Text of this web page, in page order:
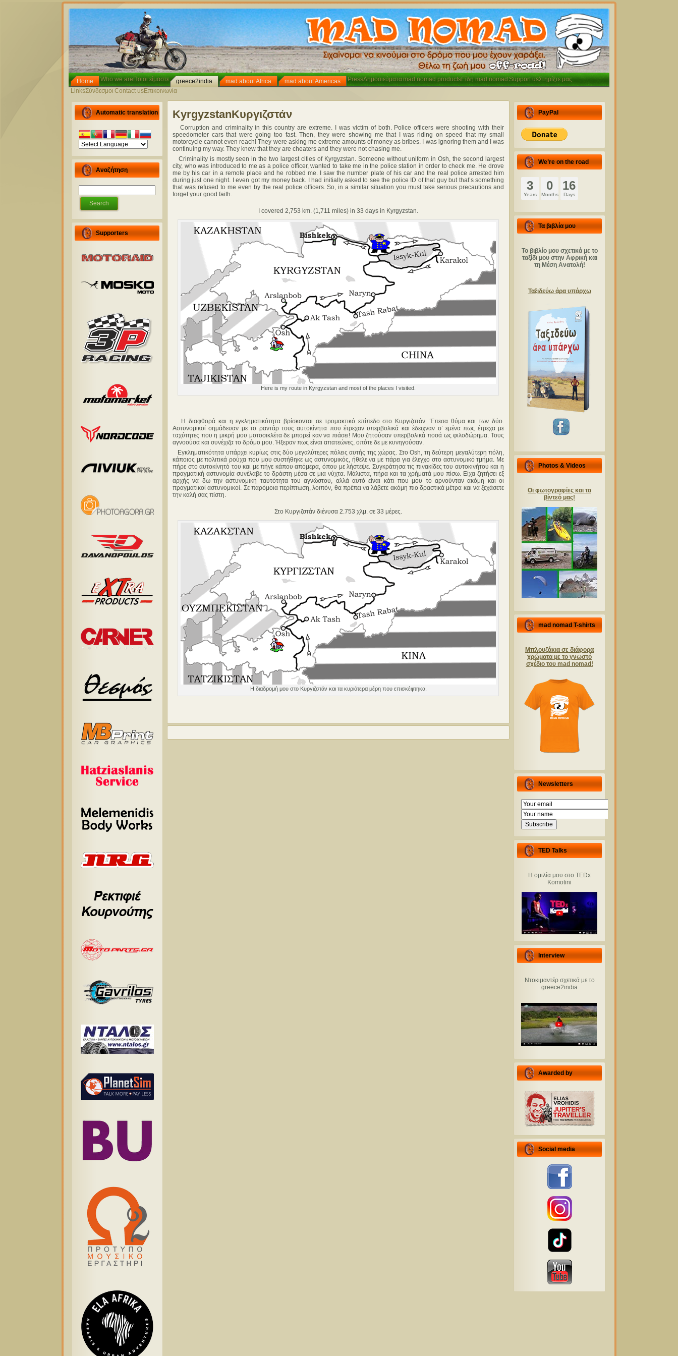
Home Who we areΠοιοι είμαστε greece2india mad about Africa mad about Americas PressΔημοσιεύματαmad nomad productsΕίδη mad nomadSupport usΣτηρίξτε μας
LinksΣύνδεσμοι Contact usΕπικοινωνία
Automatic translation
Αναζήτηση
Supporters
KyrgyzstanΚυργιζστάν
Corruption and criminality in this country are extreme. I was victim of both. Police officers were shooting with their
speedometer cars that were going too fast. Then, they were showing me that I was riding on speed that my small
motorcycle cannot even reach! They were asking me extreme amounts of money as bribes. I was ignoring them and I was
continuing my way. They knew that they are cheaters and they were not chasing me.
Criminality is mostly seen in the two largest cities of Kyrgyzstan. Someone without uniform in Osh, the second largest
city, who was introduced to me as a police officer, wanted to take me in the police station in order to check me. He drove
me by his car in a remote place and he robbed me. I saw the number plate of his car and the real police arrested him
during just one night. I even got my money back. I had initially asked to see the police ID of that guy but that’s something
that was refused to me even by the real police officers. So, in a similar situation you must take serious precautions and
forget your good faith.
I covered 2,753 km. (1,711 miles) in 33 days in Kyrgyzstan.
Here is my route in Kyrgyzstan and most of the places I visited.
Η διαφθορά και η εγκληματικότητα βρίσκονται σε τρομακτικό επίπεδο στο Κυργιζστάν. Έπεσα θύμα και των δύο.
Αστυνομικοί σημάδευαν με το ραντάρ τους αυτοκίνητα που έτρεχαν υπερβολικά και έδειχναν σ’ εμένα πως έτρεχα με
ταχύτητες που η μικρή μου μοτοσικλέτα δε μπορεί καν να πιάσει! Μου ζητούσαν υπερβολικά ποσά ως φιλοδώρημα. Τους
αγνοούσα και συνέχιζα το δρόμο μου. Ήξεραν πως είναι απατεώνες, οπότε δε με κυνηγούσαν.
Εγκληματικότητα υπάρχει κυρίως στις δύο μεγαλύτερες πόλεις αυτής της χώρας. Στο Osh, τη δεύτερη μεγαλύτερη πόλη,
κάποιος με πολιτικά ρούχα που μου συστήθηκε ως αστυνομικός, ήθελε να με πάρει για έλεγχο στο αστυνομικό τμήμα. Με
πήρε στο αυτοκίνητό του και με πήγε κάπου απόμερα, όπου με λήστεψε. Συγκράτησα τις πινακίδες του αυτοκινήτου και η
πραγματική αστυνομία συνέλαβε το δράστη μέσα σε μια νύχτα. Μάλιστα, πήρα και τα χρήματά μου πίσω. Είχα ζητήσει εξ
αρχής να δω την αστυνομική ταυτότητα του αγνώστου, αλλά αυτό είναι κάτι που μου το αρνούνταν ακόμη και οι
πραγματικοί αστυνομικοί. Σε παρόμοια περίπτωση, λοιπόν, θα πρέπει να λάβετε ακόμη πιο δραστικά μέτρα και να ξεχάσετε
την καλή σας πίστη.
Στο Κυργιζστάν διένυσα 2.753 χλμ. σε 33 μέρες.
Η διαδρομή μου στο Κυργιζστάν και τα κυριότερα μέρη που επισκέφτηκα.
PayPal
We’re on the road
3
Years
0
Months
16
Days
Τα βιβλία μου
Το βιβλίο μου σχετικά με το
ταξίδι μου στην Αφρική και
τη Μέση Ανατολή!
Ταξιδεύω άρα υπάρχω
Photos & Videos
Οι φωτογραφίες και τα
βίντεό μας!
mad nomad T-shirts
Μπλουζάκια σε διάφορα
χρώματα με το γνωστό
σχέδιο του mad nomad!
Newsletters
TED Talks
Η ομιλία μου στο TEDx
Komotini
Interview
Ντοκιμαντέρ σχετικά με το
greece2india
Awarded by
Social media